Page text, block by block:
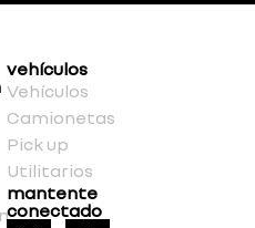
vehículos
Vehículos
Camionetas
Pick up
Utilitarios
mantente
conectado